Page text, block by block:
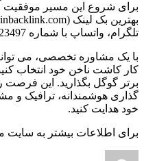
برای شروع این مسیر موفقیت
تلگرام، واتساپ با شماره 09358323497 است.
با یک مشاوره تخصصی، می
کار کاشت ناخن خود انتخاب
برتر گوگل بگذارید. این فرصت
گذاری هوشمندانه، ترافیک و
خود هدایت کنید.
برای اطلاعات بیشتر به سایت